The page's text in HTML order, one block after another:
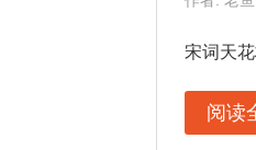
宋词天
阅读